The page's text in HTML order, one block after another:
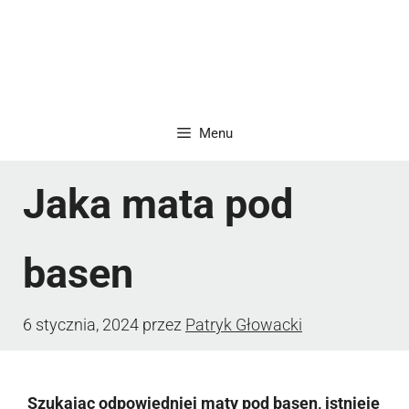
Menu
Jaka mata pod
basen
6 stycznia, 2024 przez Patryk Głowacki
Szukając odpowiedniej maty pod basen, istnieje